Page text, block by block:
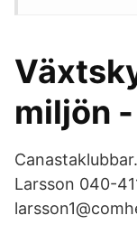
miljön -
Larsson 040-